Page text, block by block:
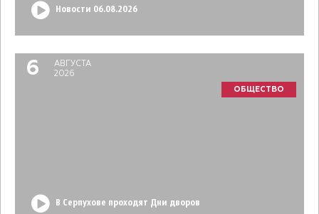
Новости 06.08.2026
6
АВГУСТА
2026
ОБЩЕСТВО
В Серпухове проходят Дни дворов